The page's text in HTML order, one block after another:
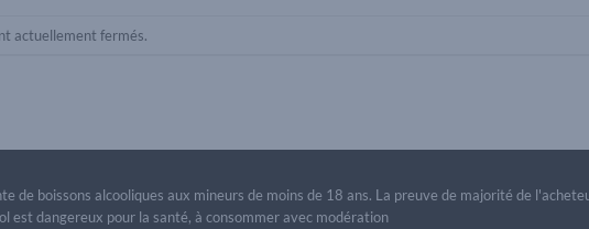
actuellement fermés.
de boissons alcooliques aux mineurs de moins de 18 ans. La preuve de majorité de
est dangereux pour la santé, à consommer avec modération